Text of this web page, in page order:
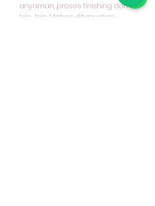
anyaman, proses finishing dan
lain-lain. Mohon ditanyakan